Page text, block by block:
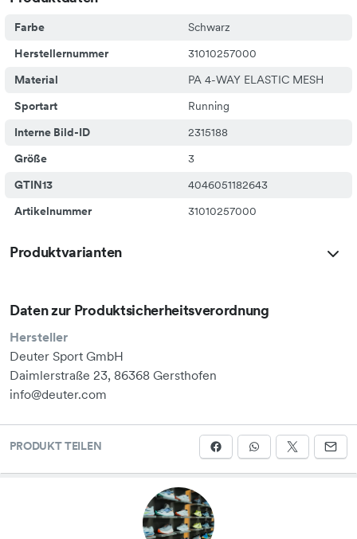
FRAUEN
MÄNNER
Größe
XS
76 cm - 82 cm
S
89 cm - 95 cm
S
Farbe
Schwarz
Herstellernummer
31010257000
Material
PA 4-WAY ELASTIC MESH
Sportart
Running
Interne Bild-ID
2315188
Größe
3
GTIN13
4046051182643
Artikelnummer
31010257000
Produktvarianten
Daten zur Produktsicherheitsverordnung
Hersteller
Deuter Sport GmbH
Daimlerstraße 23, 86368 Gersthofen
info@deuter.com
PRODUKT TEILEN